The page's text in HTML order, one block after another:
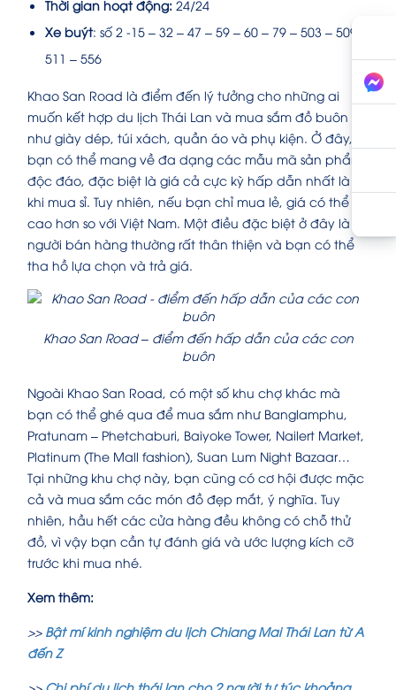
Thời gian hoạt động: 24/24
Xe buýt: số 2 -15 – 32 – 47 – 59 – 60 – 79 – 503 – 509 –
511 – 556
Khao San Road là điểm đến lý tưởng cho những ai
muốn kết hợp du lịch Thái Lan và mua sắm đồ buôn
như giày dép, túi xách, quần áo và phụ kiện. Ở đây,
bạn có thể mang về đa dạng các mẫu mã sản phẩm
độc đáo, đặc biệt là giá cả cực kỳ hấp dẫn nhất là
khi mua sỉ. Tuy nhiên, nếu bạn chỉ mua lẻ, giá có thể
cao hơn so với Việt Nam. Một điều đặc biệt ở đây là
người bán hàng thường rất thân thiện và bạn có thể
tha hồ lựa chọn và trả giá.
Khao San Road – điểm đến hấp dẫn của các con
buôn
Ngoài Khao San Road, có một số khu chợ khác mà
bạn có thể ghé qua để mua sắm như Banglamphu,
Pratunam – Phetchaburi, Baiyoke Tower, Nailert Market,
Platinum (The Mall fashion), Suan Lum Night Bazaar…
Tại những khu chợ này, bạn cũng có cơ hội được mặc
cả và mua sắm các món đồ đẹp mắt, ý nghĩa. Tuy
nhiên, hầu hết các cửa hàng đều không có chỗ thử
đồ, vì vậy bạn cần tự đánh giá và ước lượng kích cỡ
trước khi mua nhé.
Xem thêm:
>> Bật mí kinh nghiệm du lịch Chiang Mai Thái Lan từ A
đến Z
>> Chi phí du lịch thái lan cho 2 người tự túc khoảng